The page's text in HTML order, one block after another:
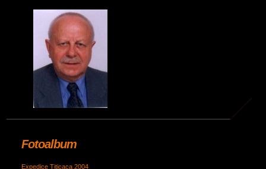
Fotoalbum
Expedice Titicaca 2004